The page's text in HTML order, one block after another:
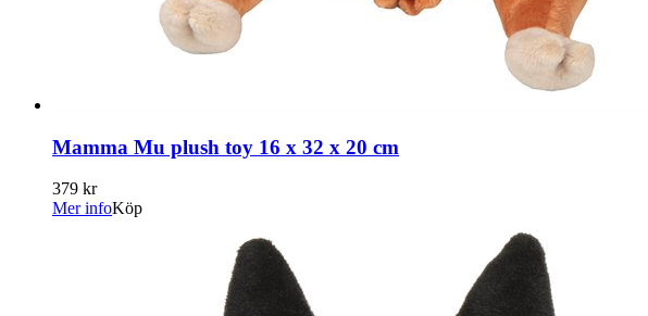
Mamma Mu plush toy 16 x 32 x 20 cm
379 kr
Mer infoKöp